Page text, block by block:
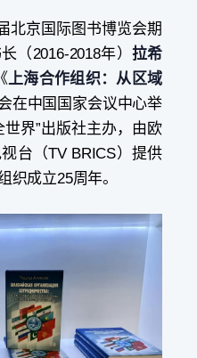
北京国际图书博览会期
（2016-2018年） 拉希
上海合作组织：从区域
在中国国家会议中心举
界”出版社主办，由欧
台（TV BRICS）提供
织成立25周年。